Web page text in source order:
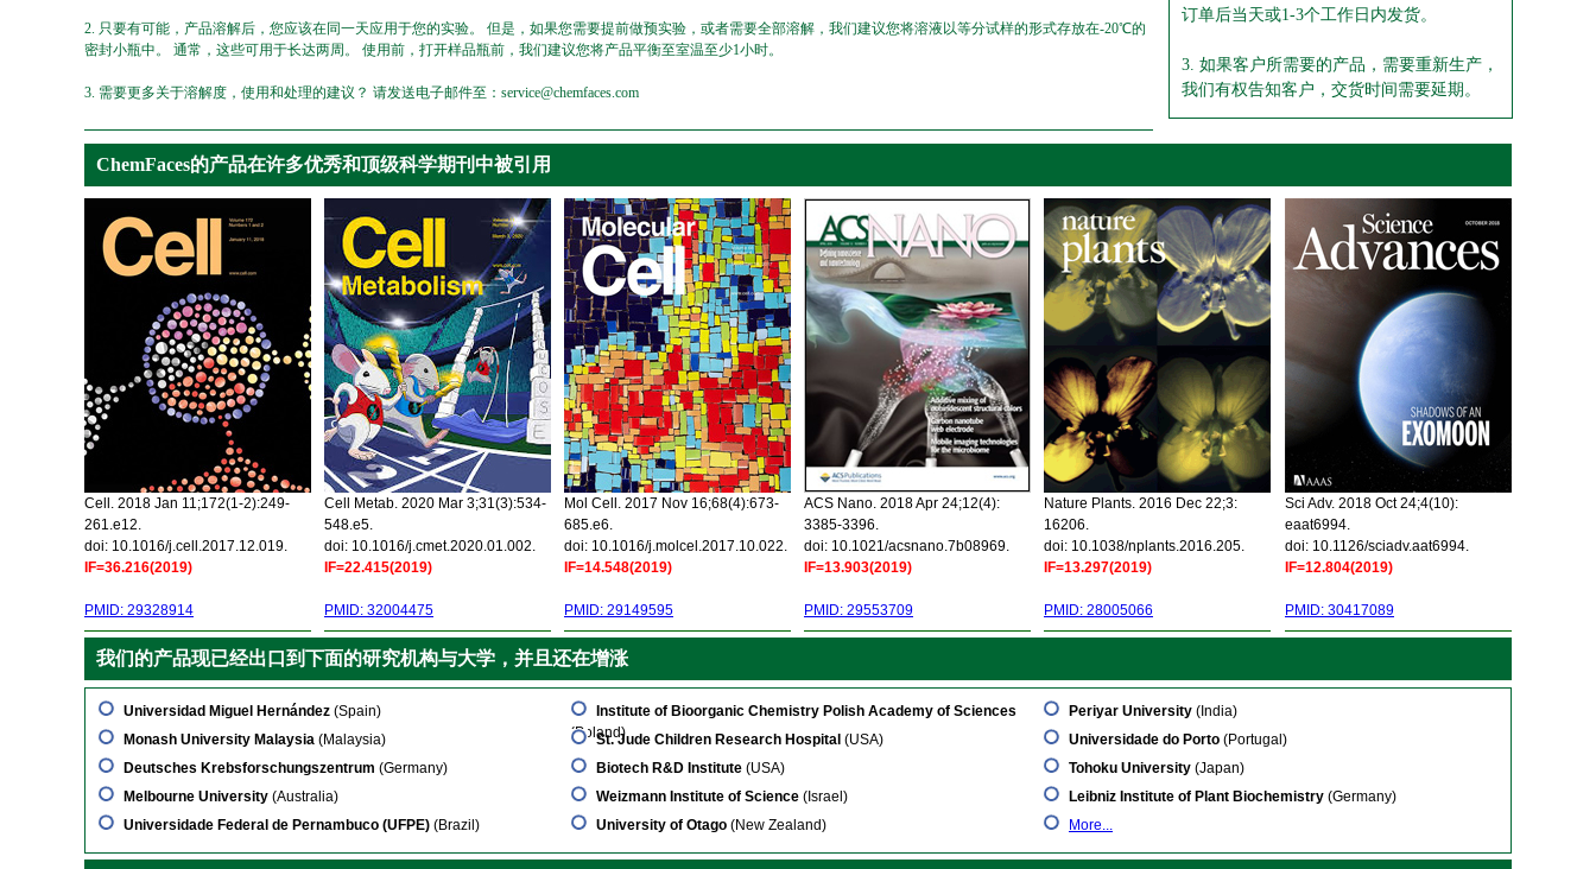
2. 只要有可能，产品溶解后，您应该在同一天应用于您的实验。 但是，如果您需要提前做预实验，或者需要全部溶解，我们建议您将溶液以等分试样的形式存放在-20℃的
密封小瓶中。 通常，这些可用于长达两周。 使用前，打开样品瓶前，我们建议您将产品平衡至室温至少1小时。
3. 需要更多关于溶解度，使用和处理的建议？ 请发送电子邮件至：service@chemfaces.com
订单后当天或1-3个工作日内发货。
3. 如果客户所需要的产品，需要重新生产，
我们有权告知客户，交货时间需要延期。
ChemFaces的产品在许多优秀和顶级科学期刊中被引用
Cell. 2018 Jan 11;172(1-2):249-
261.e12.
doi: 10.1016/j.cell.2017.12.019.
IF=36.216(2019)
PMID: 29328914
Cell Metab. 2020 Mar 3;31(3):534-
548.e5.
doi: 10.1016/j.cmet.2020.01.002.
IF=22.415(2019)
PMID: 32004475
Mol Cell. 2017 Nov 16;68(4):673-
685.e6.
doi: 10.1016/j.molcel.2017.10.022.
IF=14.548(2019)
PMID: 29149595
ACS Nano. 2018 Apr 24;12(4):
3385-3396.
doi: 10.1021/acsnano.7b08969.
IF=13.903(2019)
PMID: 29553709
Nature Plants. 2016 Dec 22;3:
16206.
doi: 10.1038/nplants.2016.205.
IF=13.297(2019)
PMID: 28005066
Sci Adv. 2018 Oct 24;4(10):
eaat6994.
doi: 10.1126/sciadv.aat6994.
IF=12.804(2019)
PMID: 30417089
我们的产品现已经出口到下面的研究机构与大学，并且还在增涨
Universidad Miguel Hernández (Spain)
Monash University Malaysia (Malaysia)
Deutsches Krebsforschungszentrum (Germany)
Melbourne University (Australia)
Universidade Federal de Pernambuco (UFPE) (Brazil)
Institute of Bioorganic Chemistry Polish Academy of Sciences
(Poland)St. Jude Children Research Hospital (USA)
Biotech R&D Institute (USA)
Weizmann Institute of Science (Israel)
University of Otago (New Zealand)
Periyar University (India)
Universidade do Porto (Portugal)
Tohoku University (Japan)
Leibniz Institute of Plant Biochemistry (Germany)
More...